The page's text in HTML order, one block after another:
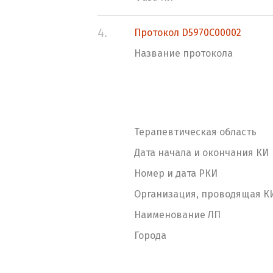
4.
Протокол D5970C00002
Название протокола
Терапевтическая область
Дата начала и окончания КИ
Номер и дата РКИ
Организация, проводящая
Наименование ЛП
Города